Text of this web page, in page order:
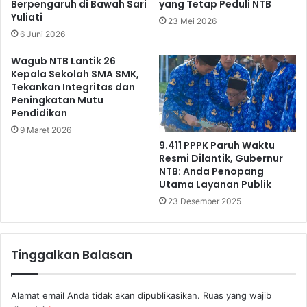
Berpengaruh di Bawah Sari
Yuliati
6 Juni 2026
yang Tetap Peduli NTB
23 Mei 2026
Wagub NTB Lantik 26
Kepala Sekolah SMA SMK,
Tekankan Integritas dan
Peningkatan Mutu
Pendidikan
9 Maret 2026
9.411 PPPK Paruh Waktu
Resmi Dilantik, Gubernur
NTB: Anda Penopang
Utama Layanan Publik
23 Desember 2025
Tinggalkan Balasan
Alamat email Anda tidak akan dipublikasikan. Ruas yang wajib